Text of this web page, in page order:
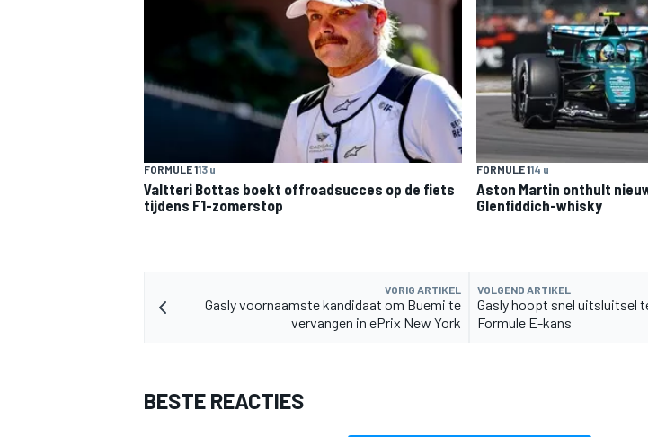
MEER RACEKLASSEN
FORMULE 113 u
Valtteri Bottas boekt offroadsucces op de fiets
tijdens F1-zomerstop
FORMULE 114 u
Aston Martin onthult
Glenfiddich-whisky
VORIG ARTIKEL
Gasly voornaamste kandidaat om Buemi te
vervangen in ePrix New York
VOLGEND ARTIKEL
Gasly hoopt snel uitsluitsel
Formule E-kans
BESTE REACTIES